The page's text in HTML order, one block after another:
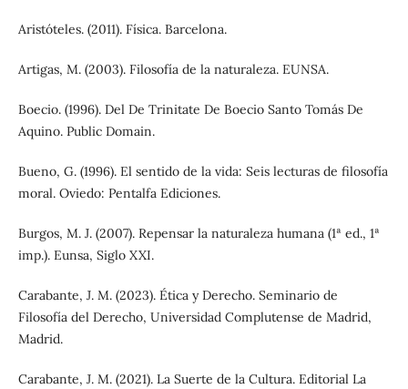
Aristóteles. (2011). Física. Barcelona.
Artigas, M. (2003). Filosofía de la naturaleza. EUNSA.
Boecio. (1996). Del De Trinitate De Boecio Santo Tomás De
Aquino. Public Domain.
Bueno, G. (1996). El sentido de la vida: Seis lecturas de filosofía
moral. Oviedo: Pentalfa Ediciones.
Burgos, M. J. (2007). Repensar la naturaleza humana (1ª ed., 1ª
imp.). Eunsa, Siglo XXI.
Carabante, J. M. (2023). Ética y Derecho. Seminario de
Filosofía del Derecho, Universidad Complutense de Madrid,
Madrid.
Carabante, J. M. (2021). La Suerte de la Cultura. Editorial La